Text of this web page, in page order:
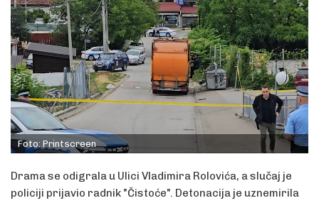
Foto: Printscreen
Drama se odigrala u Ulici Vladimira Rolovića, a slučaj je
policiji prijavio radnik "Čistoće". Detonacija je uznemirila